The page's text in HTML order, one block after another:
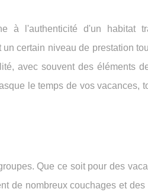
à l'authenticité d'un habitat
certain niveau de prestation
avec souvent des éléments
le temps de vos vacances,
Que ce soit pour des
de nombreux couchages et